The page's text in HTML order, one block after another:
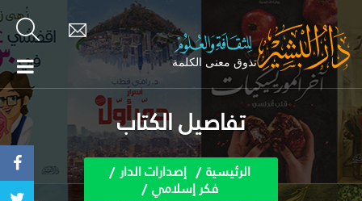
تفاصيل الكتاب
الرئيسية إصدارات الدار
فكر إسلامي